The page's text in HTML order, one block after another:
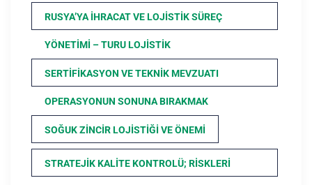
RUSYA’YA İHRACAT VE LOJISTIK SÜREÇ
YÖNETIMI – TURU LOJISTIK
SERTIFIKASYON VE TEKNIK MEVZUATI
OPERASYONUN SONUNA BIRAKMAK
SOĞUK ZINCIR LOJISTIĞI VE ÖNEMI
STRATEJIK KALITE KONTROLÜ; RISKLERI